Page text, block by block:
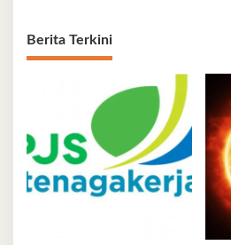
Berita Terkini